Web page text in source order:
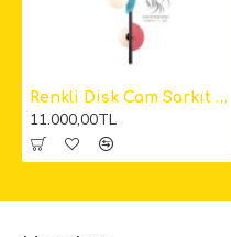
Renkli Disk Cam Sarkıt Avize 1
11.000,00TL